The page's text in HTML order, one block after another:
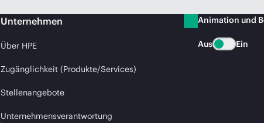
Unternehmen
Über HPE
Zugänglichkeit (Produkte/Services)
Stellenangebote
Unternehmensverantwortung
Animation und
Aus Ein